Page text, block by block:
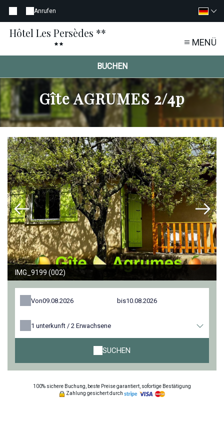
Anrufen
Hôtel Les Persèdes **
MENÜ
BUCHEN
Gîte AGRUMES 2/4p
IMG_9199 (002)
Von bis
1 unterkunft / 2 Erwachsene
SUCHEN
100% sichere Buchung, beste Preise garantiert, sofortige Bestätigung
Zahlung gesichert durch